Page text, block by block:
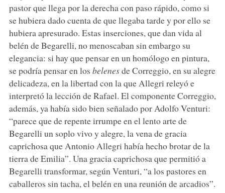
pastor que llega por la derecha con paso rápido, como si
se hubiera dado cuenta de que llegaba tarde y por ello se
hubiera apresurado. Estas inserciones, que dan vida al
belén de Begarelli, no menoscaban sin embargo su
elegancia: si hay que pensar en un homólogo en pintura,
se podría pensar en los belenesde Correggio, en su alegre
delicadeza, en la libertad con la que Allegri releyó e
interpretó la lección de Rafael. El componente Correggio,
además, ya había sido bien señalado por Adolfo Venturi:
“parece que de repente irrumpe en el lento arte de
Begarelli un soplo vivo y alegre, la vena de gracia
caprichosa que Antonio Allegri había hecho brotar de la
tierra de Emilia”. Una gracia caprichosa que permitió a
Begarelli transformar, según Venturi, “a los pastores en
caballeros sin tacha, el belén en una reunión de arcadios”.